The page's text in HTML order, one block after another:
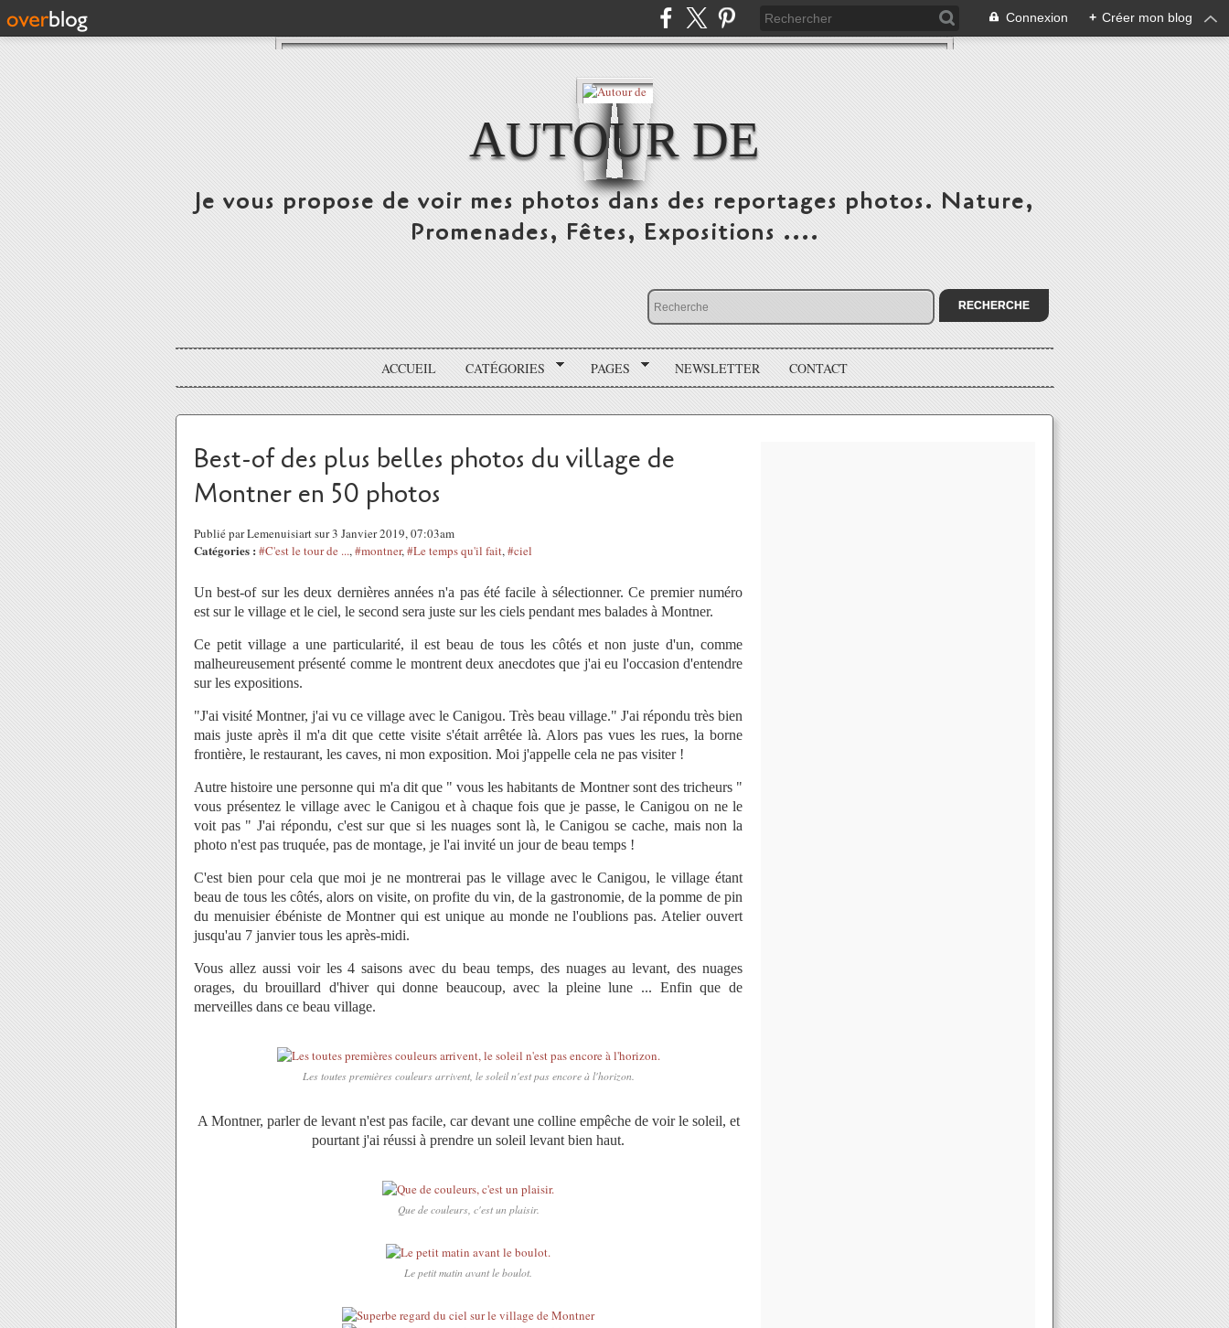
Connexion + Créer mon blog
AUTOUR DE
Je vous propose de voir mes photos dans des reportages photos. Nature,
Promenades, Fêtes, Expositions ....
ACCUEIL CATÉGORIES PAGES NEWSLETTER CONTACT
Best-of des plus belles photos du village de
Montner en 50 photos
Publié par Lemenuisiart sur 3 Janvier 2019, 07:03am
Catégories : #C'est le tour de ...,#montner,#Le temps qu'il fait,#ciel
Un best-of sur les deux dernières années n'a pas été facile à sélectionner. Ce premier numéro
est sur le village et le ciel, le second sera juste sur les ciels pendant mes balades à Montner.
Ce petit village a une particularité, il est beau de tous les côtés et non juste d'un, comme
malheureusement présenté comme le montrent deux anecdotes que j'ai eu l'occasion d'entendre
sur les expositions.
"J'ai visité Montner, j'ai vu ce village avec le Canigou. Très beau village." J'ai répondu très bien
mais juste après il m'a dit que cette visite s'était arrêtée là. Alors pas vues les rues, la borne
frontière, le restaurant, les caves, ni mon exposition. Moi j'appelle cela ne pas visiter !
Autre histoire une personne qui m'a dit que " vous les habitants de Montner sont des tricheurs "
vous présentez le village avec le Canigou et à chaque fois que je passe, le Canigou on ne le
voit pas " J'ai répondu, c'est sur que si les nuages sont là, le Canigou se cache, mais non la
photo n'est pas truquée, pas de montage, je l'ai invité un jour de beau temps !
C'est bien pour cela que moi je ne montrerai pas le village avec le Canigou, le village étant
beau de tous les côtés, alors on visite, on profite du vin, de la gastronomie, de la pomme de pin
du menuisier ébéniste de Montner qui est unique au monde ne l'oublions pas. Atelier ouvert
jusqu'au 7 janvier tous les après-midi.
Vous allez aussi voir les 4 saisons avec du beau temps, des nuages au levant, des nuages
orages, du brouillard d'hiver qui donne beaucoup, avec la pleine lune ... Enfin que de
merveilles dans ce beau village.
Les toutes premières couleurs arrivent, le soleil n'est pas encore à l'horizon.
A Montner, parler de levant n'est pas facile, car devant une colline empêche de voir le soleil, et
pourtant j'ai réussi à prendre un soleil levant bien haut.
Que de couleurs, c'est un plaisir.
Le petit matin avant le boulot.